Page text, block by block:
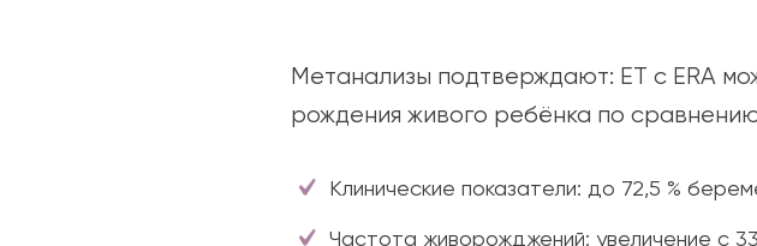
Метанализы подтверждают: ET с ERA
рождения живого ребёнка по
Клинические показатели: до 72,5 %
Частота живорожджений: увеличение с